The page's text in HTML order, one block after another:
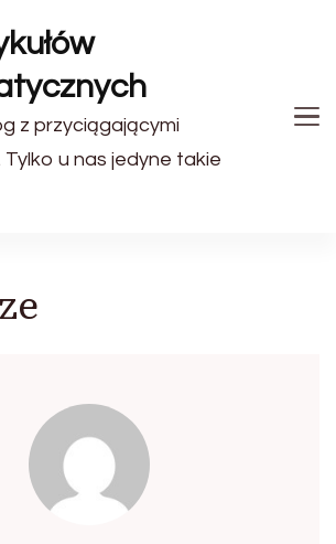
z przyciągającymi
u nas jedyne takie